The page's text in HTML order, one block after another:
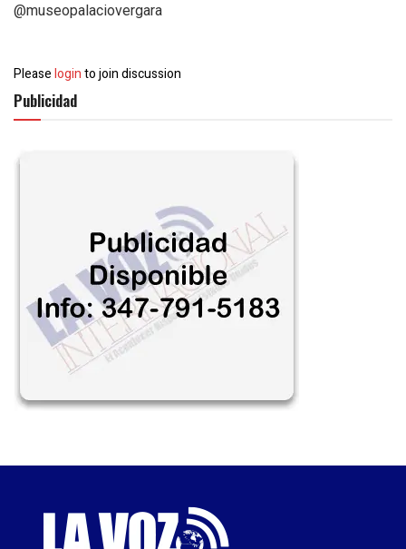
@museopalaciovergara
Pleaseloginto join discussion
Publicidad